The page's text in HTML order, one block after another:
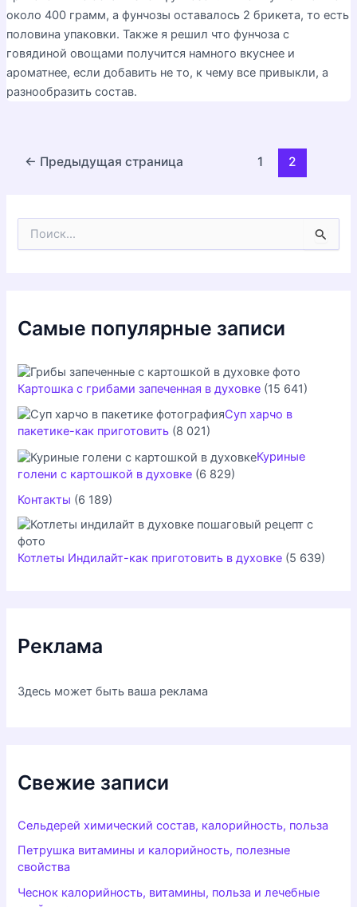
около 400 грамм, а фунчозы оставалось 2 брикета, то есть
половина упаковки. Также я решил что фунчоза с
говядиной овощами получится намного вкуснее и
ароматнее, если добавить не то, к чему все привыкли, а
разнообразить состав.
Постраничная
← Предыдущая страница 1 2
Самые популярные записи
Картошка с грибами запеченная в духовке (15 641)
Суп харчо в
пакетике-как приготовить (8 021)
Куриные
голени с картошкой в духовке (6 829)
Контакты (6 189)
Котлеты Индилайт-как приготовить в духовке (5 639)
Реклама
Здесь может быть ваша реклама
Свежие записи
Сельдерей химический состав, калорийность, польза
Петрушка витамины и калорийность, полезные
свойства
Чеснок калорийность, витамины, польза и лечебные